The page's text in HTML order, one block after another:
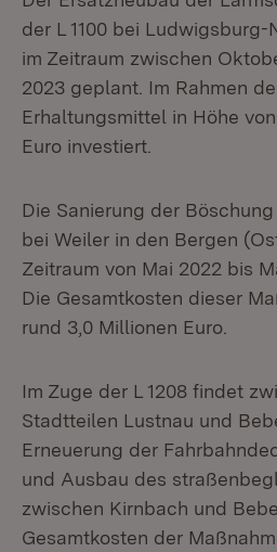
der L 1100 bei
im Zeitraum zwischen
2023 geplant. Im Rahmen
Erhaltungsmittel in Höhe
Euro investiert.
Die Sanierung der Böschung
bei Weiler in den Bergen
Zeitraum von Mai 2022 bis
Die Gesamtkosten dieser
rund 3,0 Millionen Euro.
Im Zuge der L 1208 findet
Stadtteilen Lustnau und
Erneuerung der
und Ausbau des
zwischen Kirnbach und
Gesamtkosten der